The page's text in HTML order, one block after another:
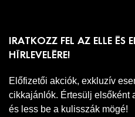
IRATKOZZ FEL AZ ELLE ÉS
HÍRLEVELÉRE!
Előfizetői akciók, exkluzív
cikkajánlók. Értesülj elsőként
és less be a kulisszák mögé!